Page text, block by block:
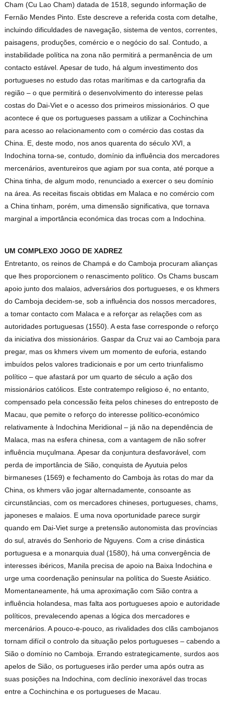
Cham (Cu Lao Cham) datada de 1518, segundo informação de
Fernão Mendes Pinto. Este descreve a referida costa com detalhe,
incluindo dificuldades de navegação, sistema de ventos, correntes,
paisagens, produções, comércio e o negócio do sal. Contudo, a
instabilidade política na zona não permitirá a permanência de um
contacto estável. Apesar de tudo, há algum investimento dos
portugueses no estudo das rotas marítimas e da cartografia da
região – o que permitirá o desenvolvimento do interesse pelas
costas do Dai-Viet e o acesso dos primeiros missionários. O que
acontece é que os portugueses passam a utilizar a Cochinchina
para acesso ao relacionamento com o comércio das costas da
China. E, deste modo, nos anos quarenta do século XVI, a
Indochina torna-se, contudo, domínio da influência dos mercadores
mercenários, aventureiros que agiam por sua conta, até porque a
China tinha, de algum modo, renunciado a exercer o seu domínio
na área. As receitas fiscais obtidas em Malaca e no comércio com
a China tinham, porém, uma dimensão significativa, que tornava
marginal a importância económica das trocas com a Indochina.
UM COMPLEXO JOGO DE XADREZ
Entretanto, os reinos de Champá e do Camboja procuram alianças
que lhes proporcionem o renascimento político. Os Chams buscam
apoio junto dos malaios, adversários dos portugueses, e os khmers
do Camboja decidem-se, sob a influência dos nossos mercadores,
a tomar contacto com Malaca e a reforçar as relações com as
autoridades portuguesas (1550). A esta fase corresponde o reforço
da iniciativa dos missionários. Gaspar da Cruz vai ao Camboja para
pregar, mas os khmers vivem um momento de euforia, estando
imbuídos pelos valores tradicionais e por um certo triunfalismo
político – que afastará por um quarto de século a ação dos
missionários católicos. Este contratempo religioso é, no entanto,
compensado pela concessão feita pelos chineses do entreposto de
Macau, que pemite o reforço do interesse político-económico
relativamente à Indochina Meridional – já não na dependência de
Malaca, mas na esfera chinesa, com a vantagem de não sofrer
influência muçulmana. Apesar da conjuntura desfavorável, com
perda de importância de Sião, conquista de Ayutuia pelos
birmaneses (1569) e fechamento do Camboja às rotas do mar da
China, os khmers vão jogar alternadamente, consoante as
circunstâncias, com os mercadores chineses, portugueses, chams,
japoneses e malaios. E uma nova oportunidade parece surgir
quando em Dai-Viet surge a pretensão autonomista das províncias
do sul, através do Senhorio de Nguyens. Com a crise dinástica
portuguesa e a monarquia dual (1580), há uma convergência de
interesses ibéricos, Manila precisa de apoio na Baixa Indochina e
urge uma coordenação peninsular na política do Sueste Asiático.
Momentaneamente, há uma aproximação com Sião contra a
influência holandesa, mas falta aos portugueses apoio e autoridade
políticos, prevalecendo apenas a lógica dos mercadores e
mercenários. A pouco-e-pouco, as rivalidades dos clãs cambojanos
tornam difícil o controlo da situação pelos portugueses – cabendo a
Sião o domínio no Camboja. Errando estrategicamente, surdos aos
apelos de Sião, os portugueses irão perder uma após outra as
suas posições na Indochina, com declínio inexorável das trocas
entre a Cochinchina e os portugueses de Macau.